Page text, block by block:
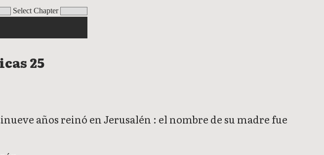
Select Chapter
25
años reinó en Jerusalén : el nombre de su madre fue